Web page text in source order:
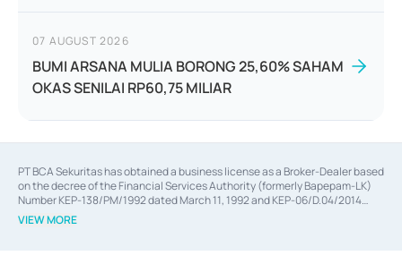
07 AUGUST 2026
BUMI ARSANA MULIA BORONG 25,60% SAHAM
OKAS SENILAI RP60,75 MILIAR
PT BCA Sekuritas has obtained a business license as a Broker-Dealer based
on the decree of the Financial Services Authority (formerly Bapepam-LK)
Number KEP-138/PM/1992 dated March 11, 1992 and KEP-06/D.04/2014
dated February 28, 2014, a business license as an Underwriter based on the
decree of the Financial Services Authority Number KEP-12/PM/PEE/1997
VIEW MORE